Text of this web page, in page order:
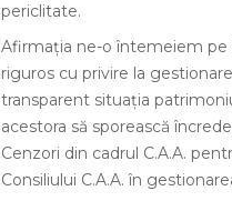
periclitate.
Afirmația ne-o întemeiem pe
riguros cu privire la
transparent situația
acestora să sporească
Cenzori din cadrul C.A.A.
Consiliului C.A.A. în